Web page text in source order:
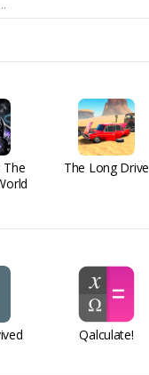
The
The Long Drive
Qalculate!